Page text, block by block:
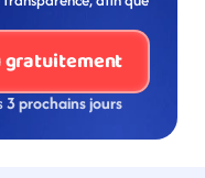
gratuitement
3 prochains jours